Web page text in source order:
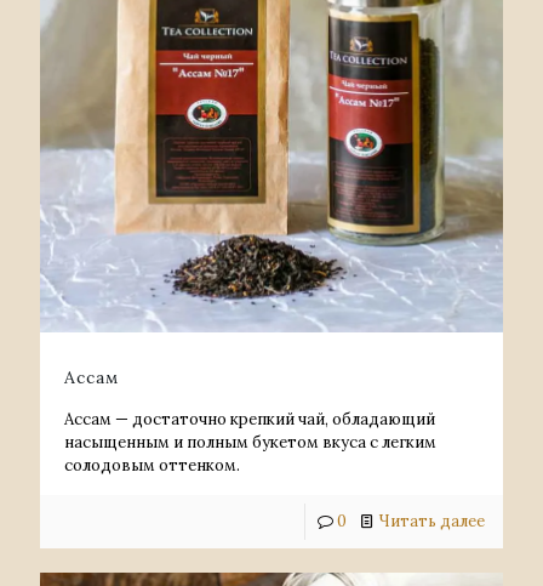
Ассам
Ассам — достаточно крепкий чай, обладающий
насыщенным и полным букетом вкуса с легким
солодовым оттенком.
0 Читать далее